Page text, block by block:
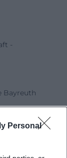
Personal
-
Bayreuth